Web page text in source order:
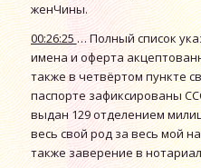
женЧины.
00:26:25… Полный список
имена и оферта
также в четвёртом пункте
паспорте зафиксированы
выдан 129 отделением
весь свой род за весь мой
также заверение в